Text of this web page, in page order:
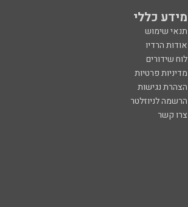
מידע כללי
תנאי שימוש
אודות הרדיו
לוח שידורים
מדיניות פרטיות
הצהרת נגישות
הרשמה לניוזלטר
צרו קשר